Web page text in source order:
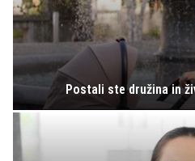
Postali ste družina in